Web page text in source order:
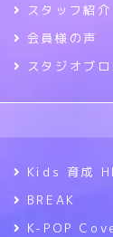
スタッフ紹介
会員様の声
スタジオブロ
Kids 育成
BREAK
K-POP